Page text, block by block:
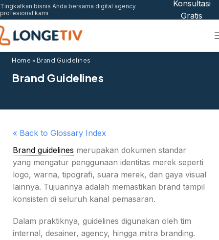
Tingkatkan bisnis Anda bersama digital agency
profesional kami
Konsultasi
Gratis
Home » Brand Guidelines
Brand Guidelines
« Back to Glossary Index
Brand guidelines merupakan dokumen standar
yang mengatur penggunaan identitas merek seperti
logo, warna, tipografi, suara merek, dan gaya visual
lainnya. Tujuannya adalah memastikan brand tampil
konsisten di seluruh kanal pemasaran.
Dalam praktiknya, guidelines digunakan oleh tim
internal, desainer, agency, hingga mitra branding.